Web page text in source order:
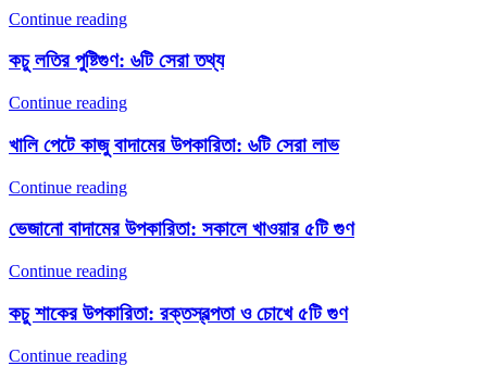
Continue reading
কচু লতির পুষ্টিগুণ: ৬টি সেরা তথ্য
Continue reading
খালি পেটে কাজু বাদামের উপকারিতা: ৬টি সেরা লাভ
Continue reading
ভেজানো বাদামের উপকারিতা: সকালে খাওয়ার ৫টি গুণ
Continue reading
কচু শাকের উপকারিতা: রক্তস্বল্পতা ও চোখে ৫টি গুণ
Continue reading